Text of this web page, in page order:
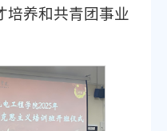
培养和共青团事业